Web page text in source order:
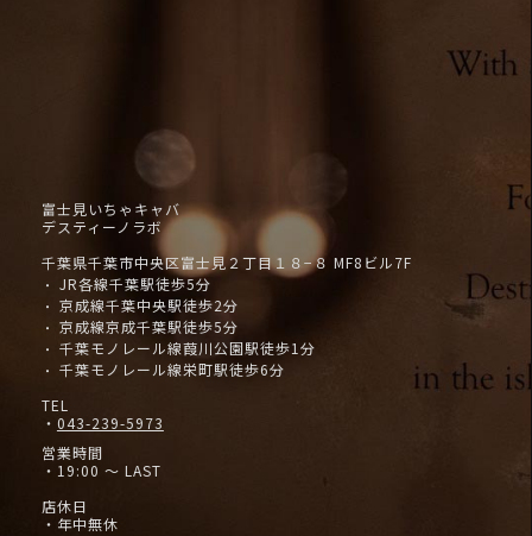
富士見いちゃキャバ
デスティーノラボ
千葉県千葉市中央区富士見２丁目１８−８ MF8ビル7F
・ JR各線千葉駅徒歩5分
・ 京成線千葉中央駅徒歩2分
・ 京成線京成千葉駅徒歩5分
・ 千葉モノレール線葭川公園駅徒歩1分
・ 千葉モノレール線栄町駅徒歩6分
TEL
・ 043-239-5973
営業時間
・19:00 ～ LAST
店休日
・年中無休